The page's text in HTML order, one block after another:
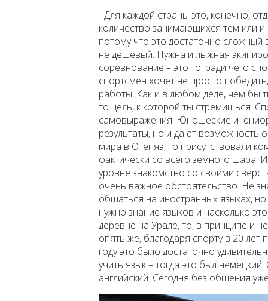
- Для каждой страны это, конечно,
количество занимающихся тем или
потому что это достаточно
не дешёвый. Нужна и лыжная
соревнование – это то, ради чего
спортсмен хочет не просто
работы. Как и в любом деле, чем бы
то цель, к которой ты стремишься.
самовыражения. Юношеские и
результаты, но и дают
мира в Отепяэ, то присутствовали
фактически со всего земного
уровне знакомство со своими
очень важное обстоятельство. Не
общаться на иностранных языках,
нужно знание языков и насколько
деревне на Урале, то, в принципе и
опять же, благодаря спорту в 20
году это было достаточно
учить язык – тогда это был
английский. Сегодня без общения